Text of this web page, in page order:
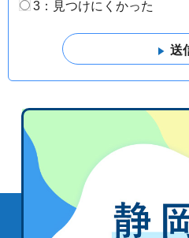
3：見つけにくかった